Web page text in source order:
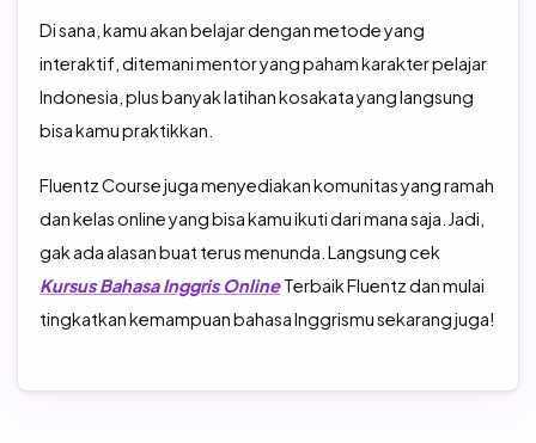
Di sana, kamu akan belajar dengan metode yang
interaktif, ditemani mentor yang paham karakter pelajar
Indonesia, plus banyak latihan kosakata yang langsung
bisa kamu praktikkan.
Fluentz Course juga menyediakan komunitas yang ramah
dan kelas online yang bisa kamu ikuti dari mana saja. Jadi,
gak ada alasan buat terus menunda. Langsung cek
Kursus Bahasa Inggris Online Terbaik Fluentz dan mulai
tingkatkan kemampuan bahasa Inggrismu sekarang juga!